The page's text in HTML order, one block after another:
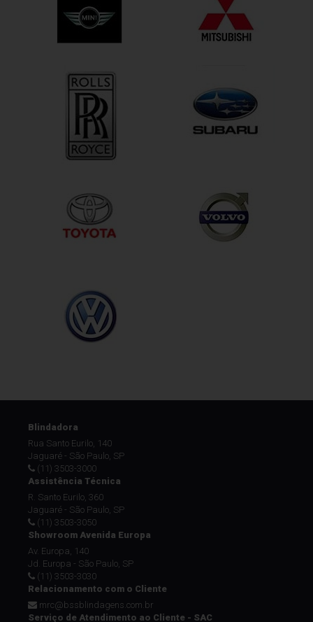
Blindadora
Rua Santo Eurilo, 140
Jaguaré - São Paulo, SP
(11) 3503-3000
Assistência Técnica
R. Santo Eurilo, 360
Jaguaré - São Paulo, SP
(11) 3503-3050
Showroom Avenida Europa
Av. Europa, 140
Jd. Europa - São Paulo, SP
(11) 3503-3030
Relacionamento com o Cliente
mrc@bssblindagens.com.br
Serviço de Atendimento ao Cliente - SAC